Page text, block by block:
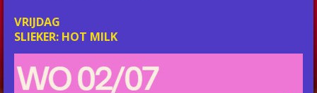
VRIJDAG
SLIEKER: HOT MILK